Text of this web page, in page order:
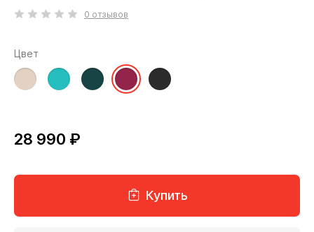
0 отзывов
Цвет
28 990 ₽
Купить